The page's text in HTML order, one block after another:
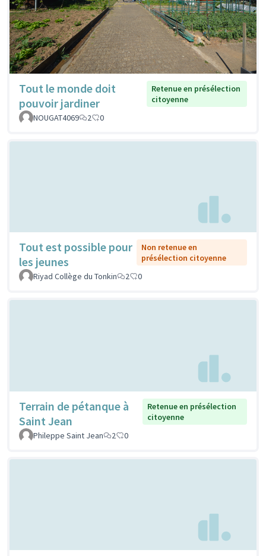
Tout le monde doit
pouvoir jardiner
Retenue en présélection
citoyenne
NOUGAT4069
2 0
Tout est possible pour
les jeunes
Non retenue en
présélection citoyenne
Riyad Collège du Tonkin
2 0
Terrain de pétanque à
Saint Jean
Retenue en présélection
citoyenne
Phileppe Saint Jean
2 0